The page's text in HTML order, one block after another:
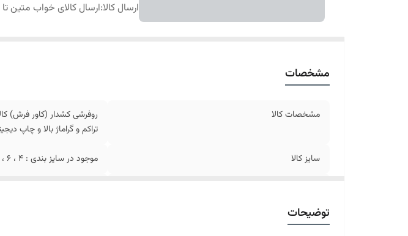
ارسال کالا:ارسال کالای خواب متین تا کمتر از 30
مشخصات
مشخصات کالا
روفرشی کشدار (کاور فرش)
تراکم و گراماژ بالا و
سایز کالا موجود در سایز بندی : 4 ، 6 ، 9 ، 12 متری
توضیحات